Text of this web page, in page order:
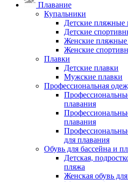
Плавание
Купальники
Детские пляжные
Детские
Женские пляжные
Женские
Плавки
Детские плавки
Мужские плавки
Профессиональная
плавания
плавания
для плавания
Обувь для бассейна и
Детская,
пляжа
Женская обувь